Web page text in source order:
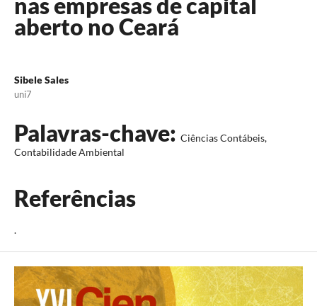
aberto no Ceará
Sibele Sales
uni7
Palavras-chave: Ciências Contábeis,
Contabilidade Ambiental
Referências
.